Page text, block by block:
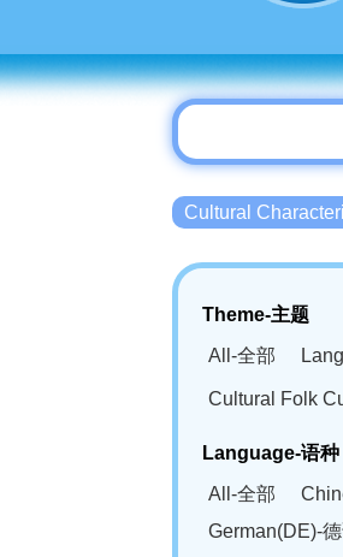
Cultural
Theme-主题
All-全部
Cultural Folk
Language-语种
All-全部
German(DE)-